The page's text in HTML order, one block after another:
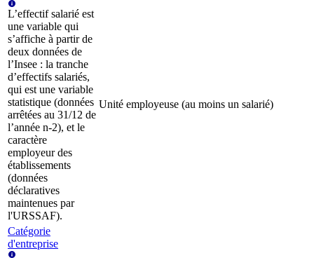
L’effectif salarié est
une variable qui
s’affiche à partir de
deux données de
l’Insee : la tranche
d’effectifs salariés,
qui est une variable
statistique (données
arrêtées au 31/12 de
l’année n-2), et le
caractère
employeur des
établissements
(données
déclaratives
maintenues par
l'URSSAF).
Unité employeuse (au moins un salarié)
Catégorie
d'entreprise